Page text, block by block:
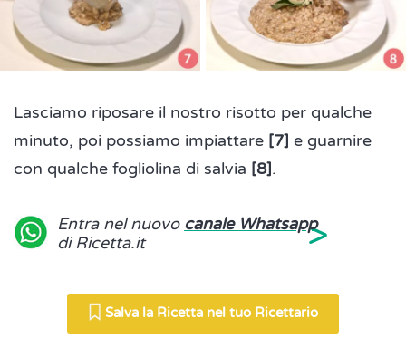
Lasciamo riposare il nostro risotto per qualche
minuto, poi possiamo impiattare [7] e guarnire
con qualche fogliolina di salvia [8].
Entra nel nuovo canale Whatsapp
di Ricetta.it
>
Salva la Ricetta nel tuo Ricettario